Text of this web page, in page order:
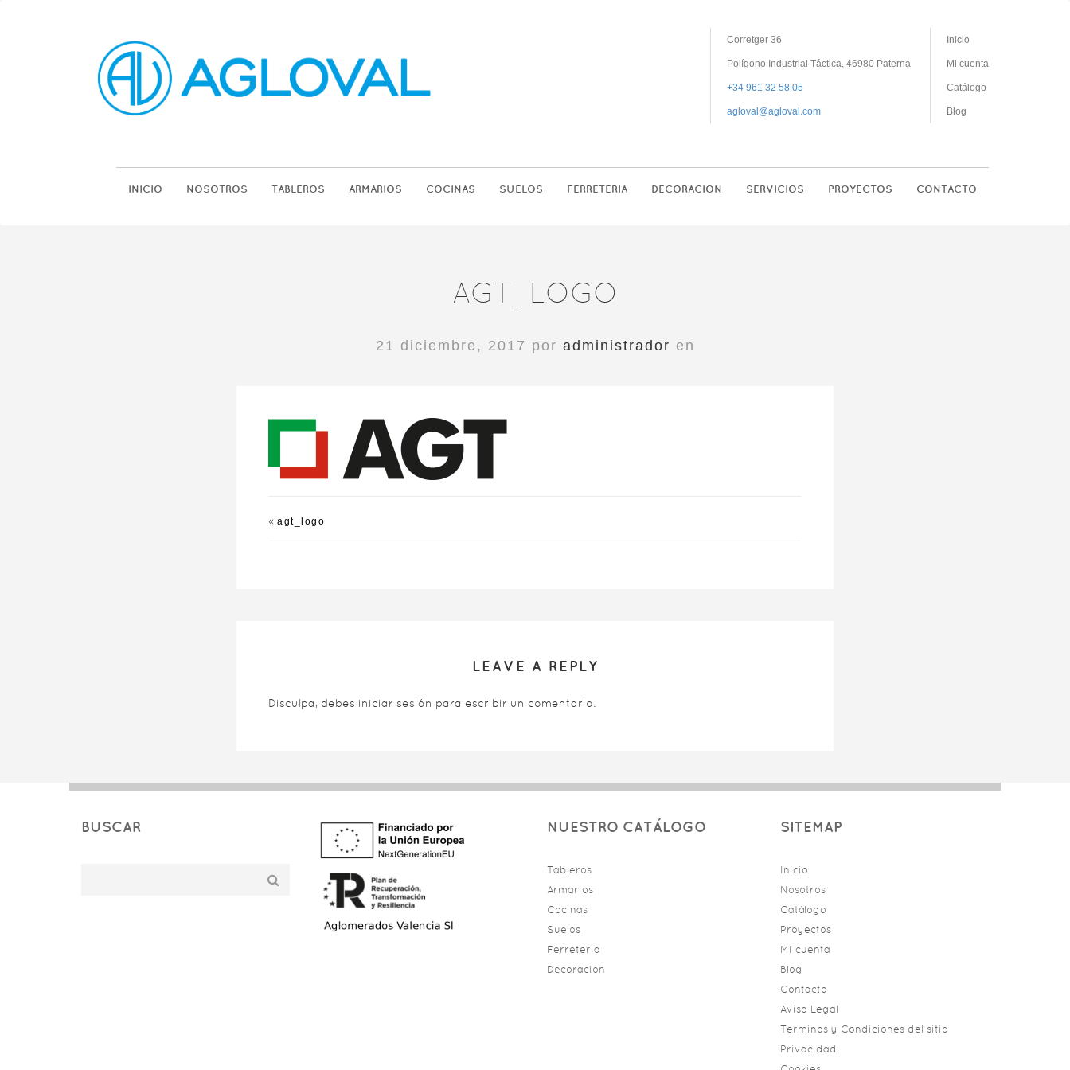
Corretger 36
Polígono Industrial Táctica, 46980 Paterna
+34 961 32 58 05
agloval@agloval.com
Inicio
Mi cuenta
Catálogo
Blog
INICIO NOSOTROS TABLEROS ARMARIOS COCINAS SUELOS FERRETERIA DECORACION SERVICIOS PROYECTOS CONTACTO
AGT_LOGO
21 diciembre, 2017 por administrador en
« agt_logo
LEAVE A REPLY
Disculpa, debes iniciar sesión para escribir un comentario.
BUSCAR NUESTRO CATÁLOGO
Tableros
Armarios
Cocinas
Suelos
Ferreteria
Decoracion
SITEMAP
Inicio
Nosotros
Catálogo
Proyectos
Mi cuenta
Blog
Contacto
Aviso Legal
Terminos y Condiciones del sitio
Privacidad